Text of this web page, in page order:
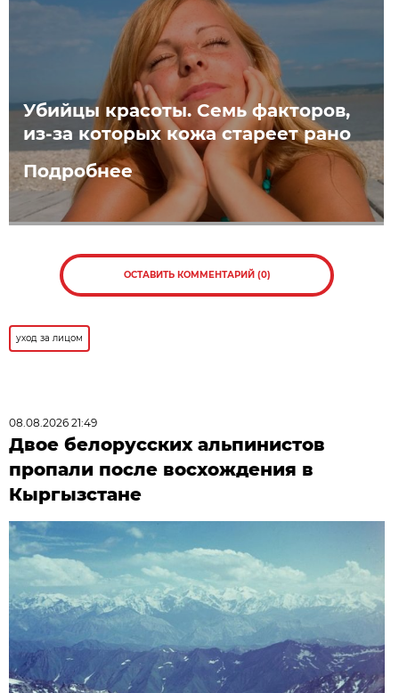
Убийцы красоты. Семь факторов,
из-за которых кожа стареет рано
Подробнее
ОСТАВИТЬ КОММЕНТАРИЙ (0)
уход за лицом
08.08.2026 21:49
Двое белорусских альпинистов
пропали после восхождения в
Кыргызстане